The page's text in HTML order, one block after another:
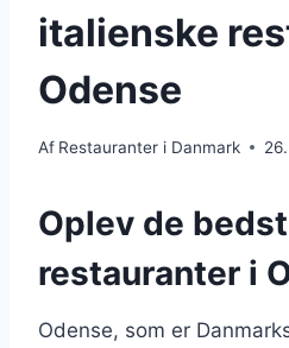
italienske
Odense
Af Restauranter i Danmark
Oplev de
restauranter i
Odense, som er